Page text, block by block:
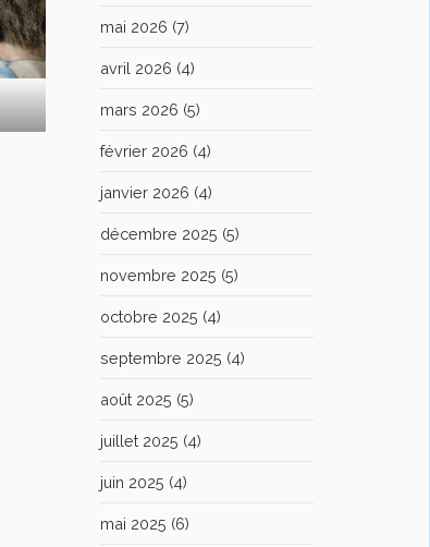
mai 2026 (7)
avril 2026 (4)
mars 2026 (5)
février 2026 (4)
janvier 2026 (4)
décembre 2025 (5)
novembre 2025 (5)
octobre 2025 (4)
septembre 2025 (4)
août 2025 (5)
juillet 2025 (4)
juin 2025 (4)
mai 2025 (6)